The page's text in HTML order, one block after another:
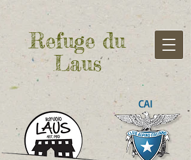
Refuge du
Laus
CAI